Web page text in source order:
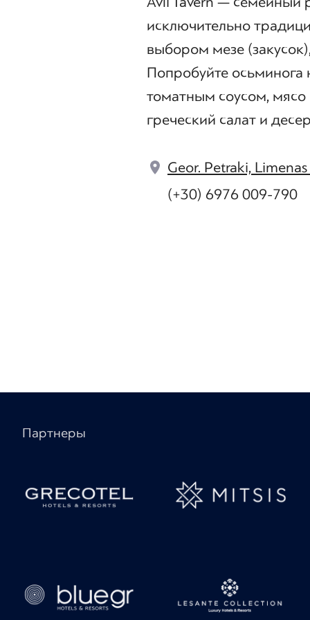
исключительно
выбором мезе
Попробуйте осьминога
томатным соусом, мясо
греческий салат и
Geor. Petraki,
(+30) 6976 009-790
Партнеры